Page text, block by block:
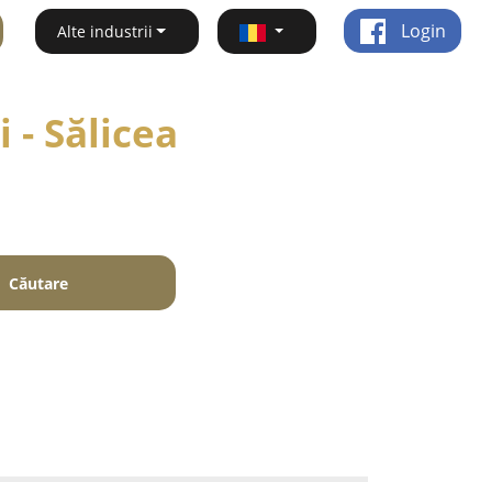
Alte industrii Login
Sălicea
Căutare